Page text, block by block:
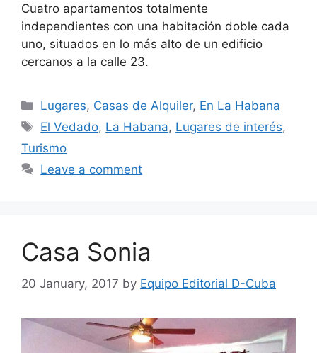
Cuatro apartamentos totalmente
independientes con una habitación doble cada
uno, situados en lo más alto de un edificio
cercanos a la calle 23.
Categories
Lugares, Casas de Alquiler, En La Habana
Tags
El Vedado, La Habana, Lugares de interés,
Turismo
Leave a comment
Casa Sonia
20 January, 2017 by Equipo Editorial D-Cuba